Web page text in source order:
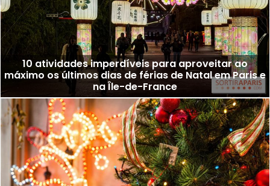
10 atividades imperdíveis para aproveitar ao
máximo os últimos dias de férias de Natal em Paris e
na Île-de-France